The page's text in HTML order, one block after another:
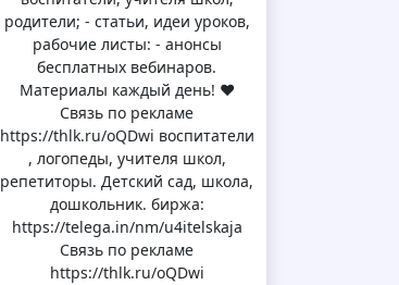
родители; - статьи, идеи уроков,
рабочие листы: - анонсы
бесплатных вебинаров.
Материалы каждый день! ❤️
Связь по рекламе
https://thlk.ru/oQDwi воспитатели
, логопеды, учителя школ,
репетиторы. Детский сад, школа,
дошкольник. биржа:
https://telega.in/nm/u4itelskaja
Связь по рекламе
https://thlk.ru/oQDwi